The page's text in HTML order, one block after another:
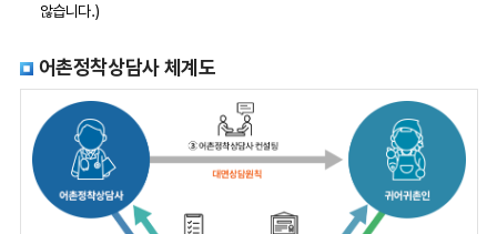
않습니다.)
어촌정착상담사 체계도